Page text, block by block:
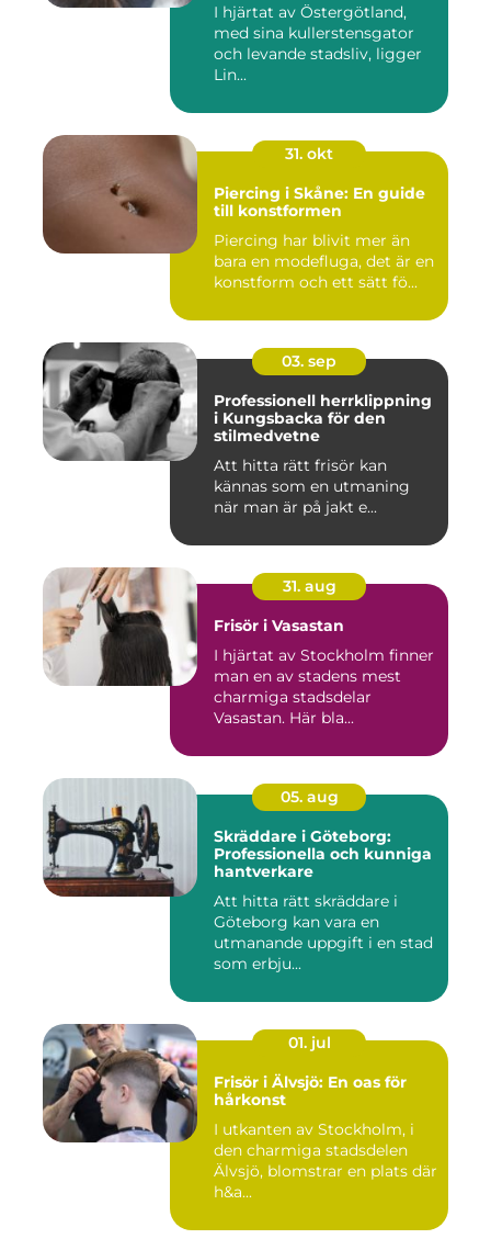
I hjärtat av Östergötland,
med sina kullerstensgator
och levande stadsliv, ligger
Lin...
31. okt
Piercing i Skåne: En guide
till konstformen
Piercing har blivit mer än
bara en modefluga, det är en
konstform och ett sätt fö...
03. sep
Professionell herrklippning
i Kungsbacka för den
stilmedvetne
Att hitta rätt frisör kan
kännas som en utmaning
när man är på jakt e...
31. aug
Frisör i Vasastan
I hjärtat av Stockholm finner
man en av stadens mest
charmiga stadsdelar
Vasastan. Här bla...
05. aug
Skräddare i Göteborg:
Professionella och kunniga
hantverkare
Att hitta rätt skräddare i
Göteborg kan vara en
utmanande uppgift i en stad
som erbju...
01. jul
Frisör i Älvsjö: En oas för
hårkonst
I utkanten av Stockholm, i
den charmiga stadsdelen
Älvsjö, blomstrar en plats där
h&a...